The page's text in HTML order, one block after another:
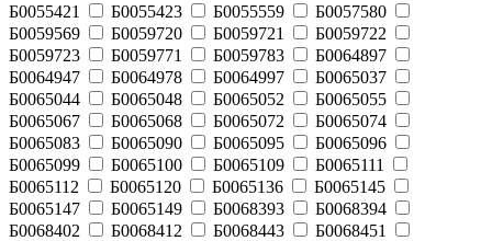
Б0055421
Б0055423 Б0055559
Б0057580
Б0059569
Б0059720 Б0059721
Б0059722
Б0059723
Б0059771 Б0059783
Б0064897
Б0064947
Б0064978 Б0064997
Б0065037
Б0065044
Б0065048 Б0065052
Б0065055
Б0065067
Б0065068 Б0065072
Б0065074
Б0065083
Б0065090 Б0065095
Б0065096
Б0065099
Б0065100 Б0065109
Б0065111
Б0065112
Б0065120 Б0065136
Б0065145
Б0065147
Б0065149 Б0068393
Б0068394
Б0068402
Б0068412 Б0068443
Б0068451